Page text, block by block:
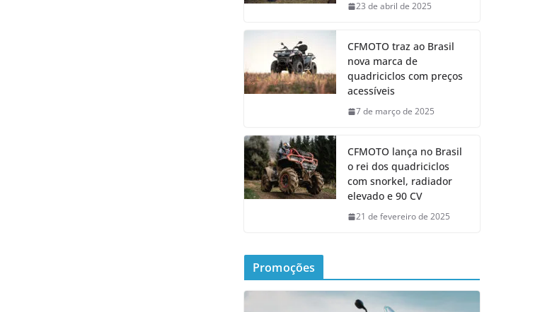
23 de abril de 2025
CFMOTO traz ao Brasil
nova marca de
quadriciclos com preços
acessíveis
7 de março de 2025
CFMOTO lança no Brasil
o rei dos quadriciclos
com snorkel, radiador
elevado e 90 CV
21 de fevereiro de 2025
Promoções